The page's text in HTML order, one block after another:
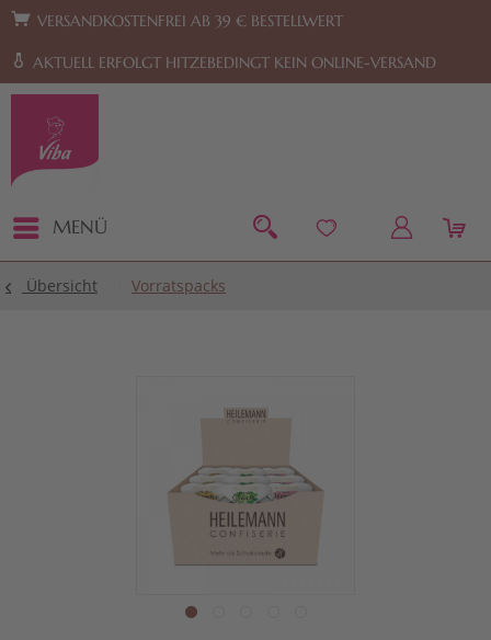
Zur Hauptnavigation springen Zum Footer springen
VERSANDKOSTENFREI AB 39 € BESTELLWERT
AKTUELL ERFOLGT HITZEBEDINGT KEIN ONLINE-VERSAND
MENÜ
Übersicht Vorratspacks